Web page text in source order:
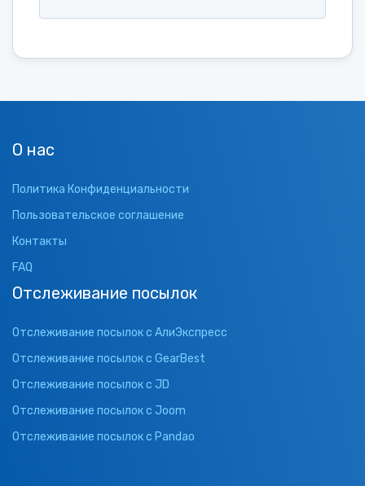
О нас
Политика Конфиденциальности
Пользовательское соглашение
Контакты
FAQ
Отслеживание посылок
Отслеживание посылок с АлиЭкспресс
Отслеживание посылок с GearBest
Отслеживание посылок с JD
Отслеживание посылок с Joom
Отслеживание посылок с Pandao